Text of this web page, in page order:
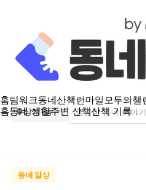
홈팀워크동네산책런마일모두의챌
홈동네 생활주변 산책산책 기록
상계1동
동네 일상